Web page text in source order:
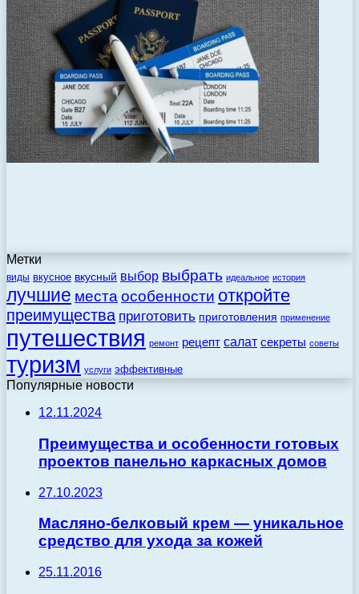
Метки
виды вкусное вкусный выбор выбрать идеальное история
лучшие места особенности откройте
преимущества приготовить приготовления применение
путешествия ремонт рецепт салат секреты советы
туризм услуги эффективные
Популярные новости
12.11.2024
Преимущества и особенности готовых
проектов панельно каркасных домов
27.10.2023
Масляно-белковый крем — уникальное
средство для ухода за кожей
25.11.2016